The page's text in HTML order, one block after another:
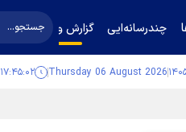
چندرسانه‌ایی گزارش و گفت‌وگو
Thursday 06 August 2026 ۱۷:۴۵:۰۳